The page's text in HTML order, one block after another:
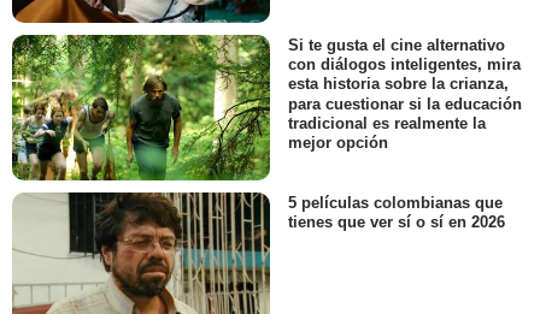
Si te gusta el cine alternativo
con diálogos inteligentes, mira
esta historia sobre la crianza,
para cuestionar si la educación
tradicional es realmente la
mejor opción
5 películas colombianas que
tienes que ver sí o sí en 2026